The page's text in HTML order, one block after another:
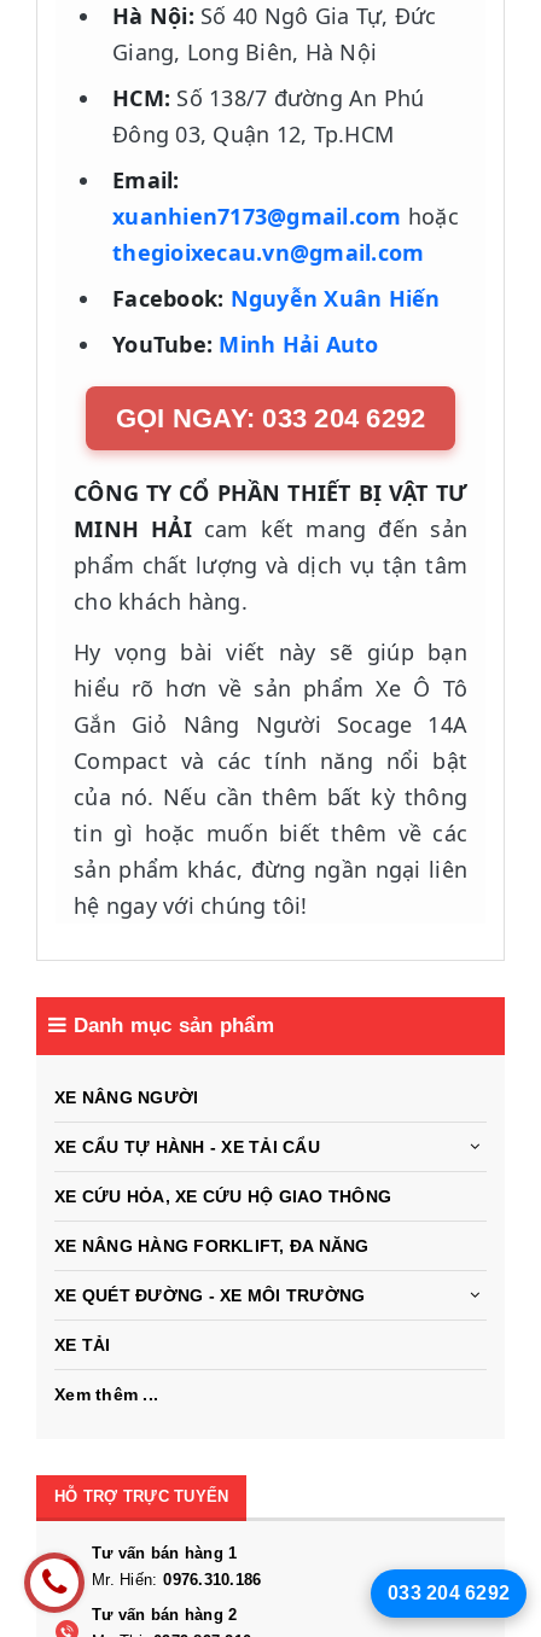
Hà Nội: Số 40 Ngô Gia Tự, Đức
Giang, Long Biên, Hà Nội
HCM: Số 138/7 đường An Phú
Đông 03, Quận 12, Tp.HCM
Email:
xuanhien7173@gmail.com hoặc
thegioixecau.vn@gmail.com
Facebook: Nguyễn Xuân Hiến
YouTube: Minh Hải Auto
GỌI NGAY: 033 204 6292
CÔNG TY CỔ PHẦN THIẾT BỊ VẬT TƯ
MINH HẢIcam kết mang đến sản
phẩm chất lượng và dịch vụ tận tâm
cho khách hàng.
Hy vọng bài viết này sẽ giúp bạn
hiểu rõ hơn về sản phẩm Xe Ô Tô
Gắn Giỏ Nâng Người Socage 14A
Compact và các tính năng nổi bật
của nó. Nếu cần thêm bất kỳ thông
tin gì hoặc muốn biết thêm về các
sản phẩm khác, đừng ngần ngại liên
hệ ngay với chúng tôi!
Danh mục sản phẩm
XE NÂNG NGƯỜI
XE CẨU TỰ HÀNH - XE TẢI CẨU
XE CỨU HỎA, XE CỨU HỘ GIAO THÔNG
XE NÂNG HÀNG FORKLIFT, ĐA NĂNG
XE QUÉT ĐƯỜNG - XE MÔI TRƯỜNG
XE TẢI
Xem thêm ...
HỖ TRỢ TRỰC TUYẾN
Tư vấn bán hàng 1
Mr. Hiến: 0976.310.186
Tư vấn bán hàng 2
033 204 6292